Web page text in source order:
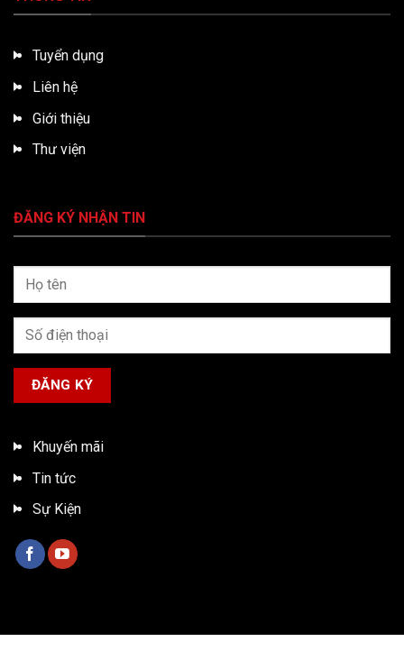
Tuyển dụng
Liên hệ
Giới thiệu
Thư viện
ĐĂNG KÝ NHẬN TIN
Khuyến mãi
Tin tức
Sự Kiện